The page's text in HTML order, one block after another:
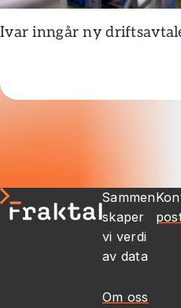
Ivar inngår ny
Sammen
skaper
vi verdi
av data
Om oss